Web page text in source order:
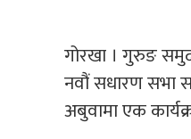
गोरखा । गुरुङ
नवौं सधारण सभा
अबुवामा एक